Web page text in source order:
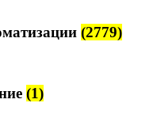
(2779)
(1)